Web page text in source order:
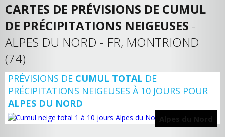
CARTES DE PRÉVISIONS DE CUMUL
DE PRÉCIPITATIONS NEIGEUSES -
ALPES DU NORD - FR, MONTRIOND
(74)
PRÉVISIONS DE CUMUL TOTAL DE
PRÉCIPITATIONS NEIGEUSES À 10 JOURS POUR
ALPES DU NORD
Alpes du Nord